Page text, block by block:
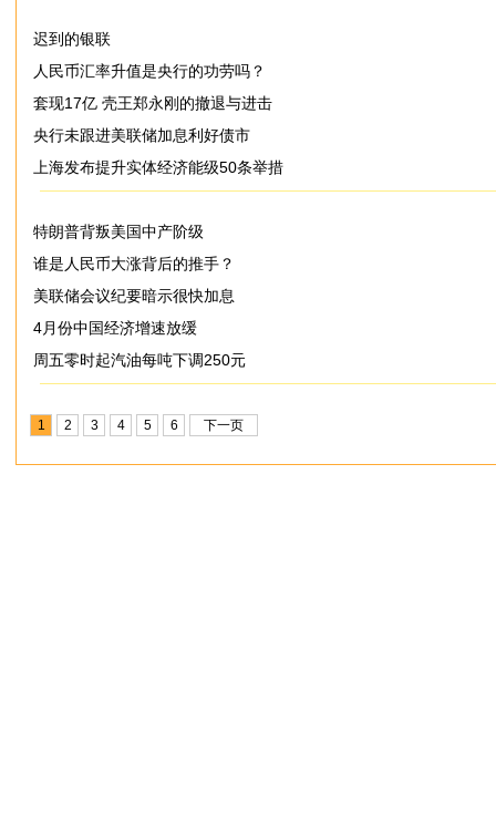
迟到的银联
人民币汇率升值是央行的功劳吗？
套现17亿 壳王郑永刚的撤退与进击
央行未跟进美联储加息利好债市
上海发布提升实体经济能级50条举措
特朗普背叛美国中产阶级
谁是人民币大涨背后的推手？
美联储会议纪要暗示很快加息
4月份中国经济增速放缓
周五零时起汽油每吨下调250元
1 2 3 4 5 6 下一页